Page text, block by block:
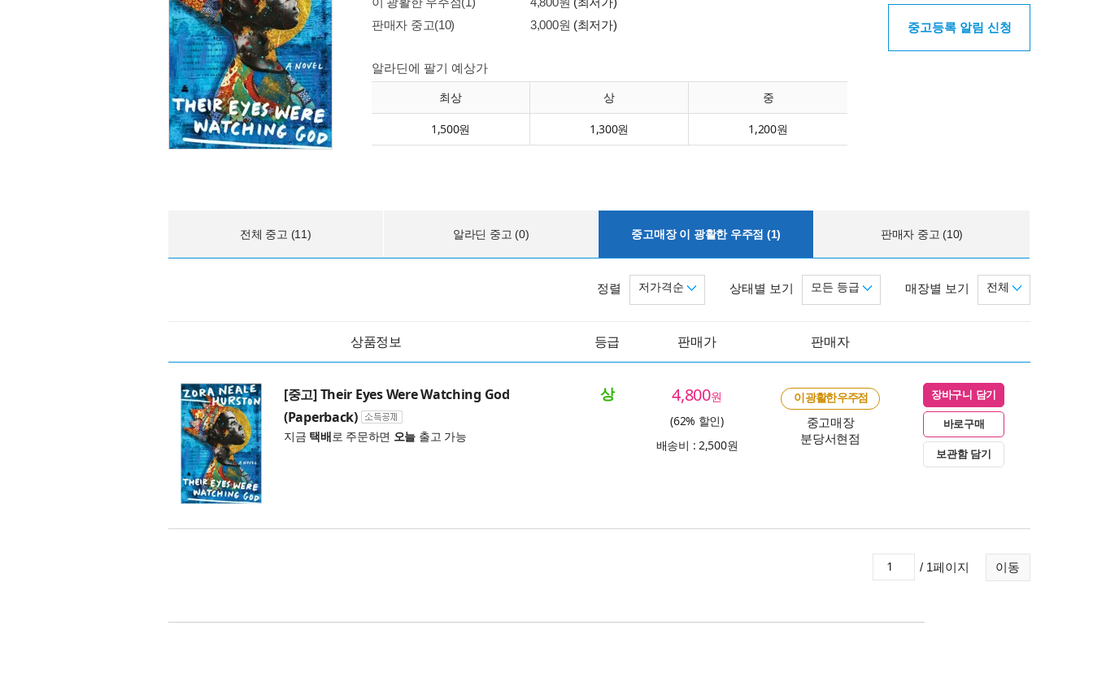
판매자 중고(10)
3,000원 (최저가)
알라딘에 팔기 예상가
최상 상 중
1,500원 1,300원 1,200원
중고등록 알림 신청
전체 중고 (11) 알라딘 중고 (0) 중고매장 이 광활한 우주점 (1) 판매자 중고 (10)
매장별 보기 전체
상태별 보기 모든 등급
정렬 저가격순
상품정보 등급 판매가 판매자
[중고] Their Eyes Were Watching God
(Paperback)
지금 택배로 주문하면 오늘 출고 가능
상 4,800원
(62% 할인)
배송비 : 2,500원
이 광활한 우주점
중고매장
분당서현점
장바구니 담기
바로구매
보관함 담기
이동
/ 1페이지